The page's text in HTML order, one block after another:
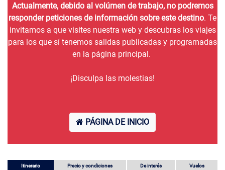
Actualmente, debido al volúmen de trabajo, no podremos
responder peticiones de información sobre este destino. Te
invitamos a que visites nuestra web y descubras los viajes
para los que sí tenemos salidas publicadas y programadas
en la página principal.
¡Disculpa las molestias!
PÁGINA DE INICIO
Itinerario Precio y condiciones De interés Vuelos